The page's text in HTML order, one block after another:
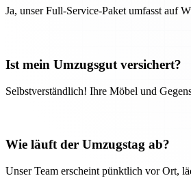
Ja, unser Full-Service-Paket umfasst auf
Ist mein Umzugsgut versichert?
Selbstverständlich! Ihre Möbel und
Wie läuft der Umzugstag ab?
Unser Team erscheint pünktlich vor Ort,